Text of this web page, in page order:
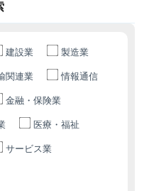
建設業 製造業
関連業 情報通信
金融・保険業
医療・福祉
サービス業